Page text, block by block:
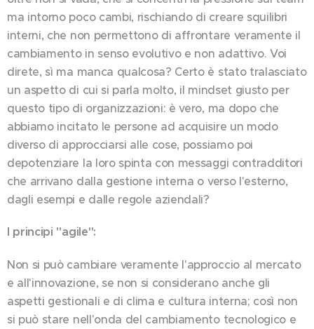
ma intorno poco cambi, rischiando di creare squilibri
interni, che non permettono di affrontare veramente il
cambiamento in senso evolutivo e non adattivo. Voi
direte, sì ma manca qualcosa? Certo è stato tralasciato
un aspetto di cui si parla molto, il mindset giusto per
questo tipo di organizzazioni: è vero, ma dopo che
abbiamo incitato le persone ad acquisire un modo
diverso di approcciarsi alle cose, possiamo poi
depotenziare la loro spinta con messaggi contradditori
che arrivano dalla gestione interna o verso l'esterno,
dagli esempi e dalle regole aziendali?
I principi "agile":
Non si può cambiare veramente l'approccio al mercato
e all'innovazione, se non si considerano anche gli
aspetti gestionali e di clima e cultura interna; così non
si può stare nell'onda del cambiamento tecnologico e